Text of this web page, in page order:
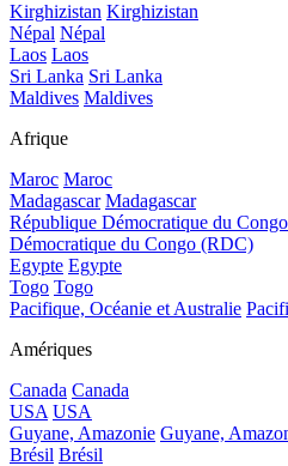
Kirghizistan Kirghizistan
Népal Népal
Laos Laos
Sri Lanka Sri Lanka
Maldives Maldives
Afrique
Maroc Maroc
Madagascar Madagascar
République Démocratique du
Démocratique du Congo (RDC)
Egypte Egypte
Togo Togo
Pacifique, Océanie et Australie
Amériques
Canada Canada
USA USA
Guyane, Amazonie Guyane,
Brésil Brésil